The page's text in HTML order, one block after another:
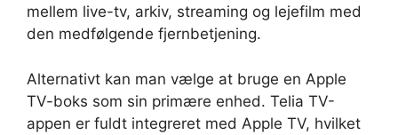
mellem live-tv, arkiv, streaming og lejefilm med
den medfølgende fjernbetjening.
Alternativt kan man vælge at bruge en Apple
TV-boks som sin primære enhed. Telia TV-
appen er fuldt integreret med Apple TV, hvilket